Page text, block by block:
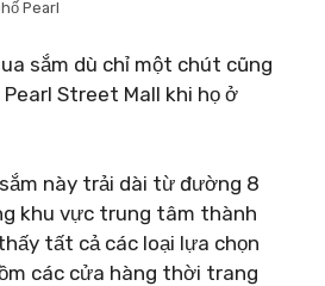
Pearl
sắm dù chỉ một chút cũng
Street Mall khi họ ở
này trải dài từ đường 8
khu vực trung tâm thành
tất cả các loại lựa chọn
các cửa hàng thời trang